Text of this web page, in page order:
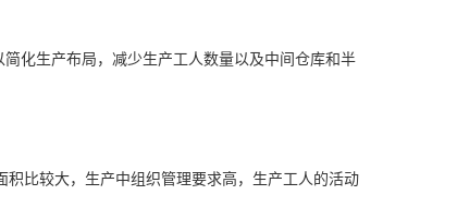
化生产布局，减少生产工人数量以及中间仓库和半
比较大，生产中组织管理要求高，生产工人的活动